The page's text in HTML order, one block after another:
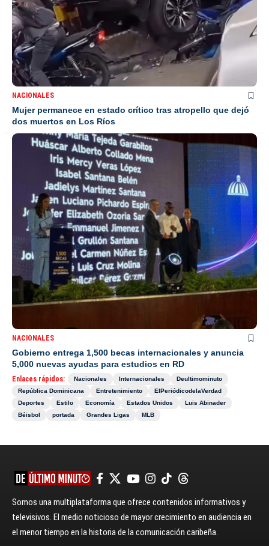
NACIONALES
Mujer permanece en estado crítico tras atropello que dejó
dos muertos en Los Ríos
NACIONALES
Gobierno entrega 1,500 becas internacionales y anuncia
5,000 nuevas ayudas para estudios en RD
Enlaces rápidos: Nacionales Internacionales
Deultimominuto
República Dominicana
Entretenimiento
ElPeriódicodelaVerdad
Deportes
Estilo Economía Estados Unidos
Luis Abinader
Béisbol
portada Grandes Ligas MLB
Somos una multiplataforma que ofrece contenidos informativos y
televisivos. El medio noticioso de mayor crecimiento en audiencia en
el menor tiempo en la historia de la comunicación caribeña.